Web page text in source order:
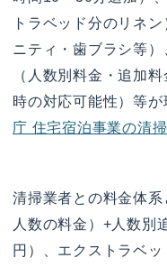
トラベッド分のリネ
ニティ・歯ブラシ等
（人数別料金・追加
時の対応可能性）等
庁 住宅宿泊事業の清掃
清掃業者との料金体
人数の料金）+人数別
円）、エクストラベ